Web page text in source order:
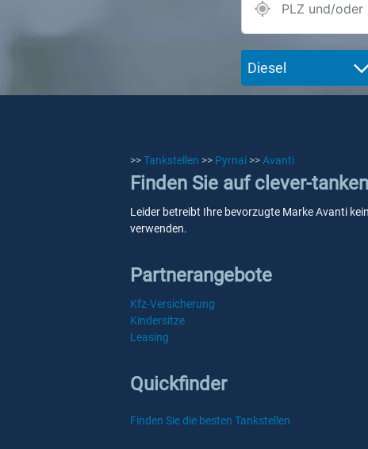
Diesel
>>Tankstellen >> Pyrnai >>Avanti
Finden Sie auf clever-
Leider betreibt Ihre bevorzugte Marke Avanti
verwenden.
Partnerangebote
Kfz-Versicherung
Kindersitze
Leasing
Quickfinder
Finden Sie die besten Tankstellen